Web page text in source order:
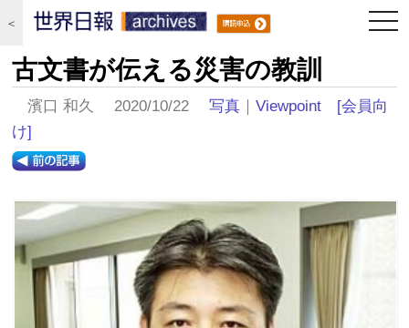
＜
古文書が伝える災害の教訓
濱口 和久 2020/10/22写真 ｜Viewpoint
[会員向
け]